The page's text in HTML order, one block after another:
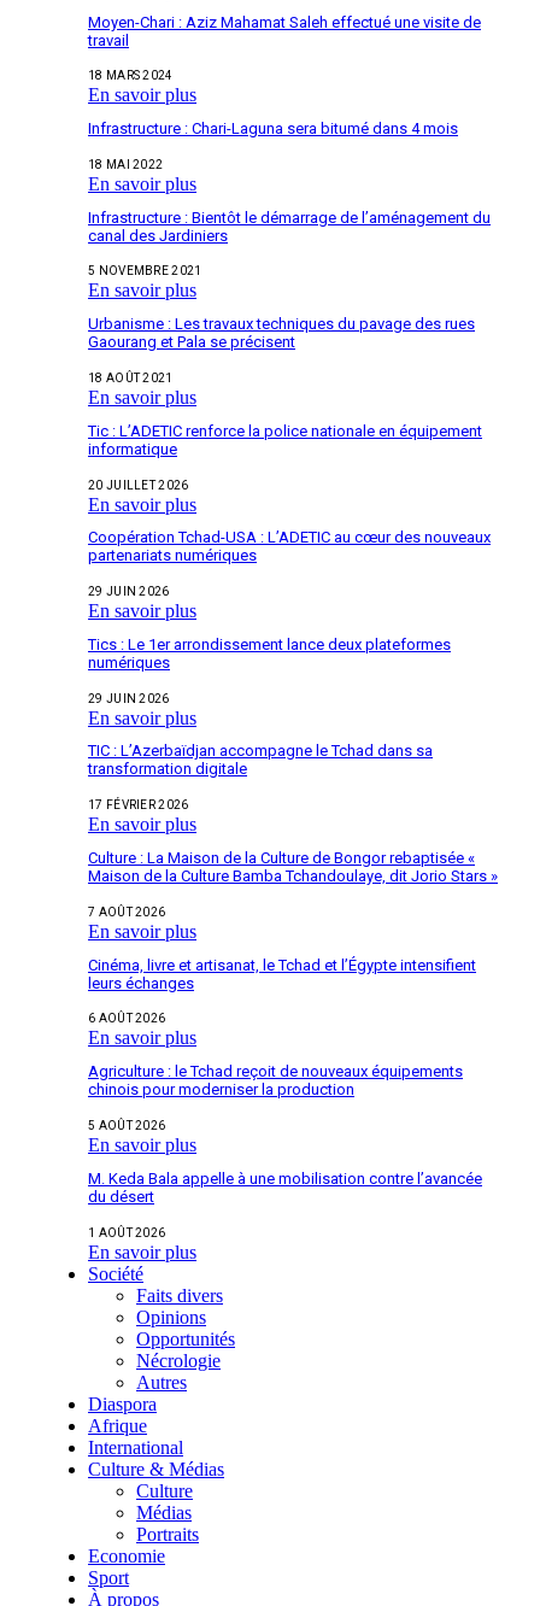
Moyen-Chari : Aziz Mahamat Saleh effectué une visite de
travail
18 MARS 2024
En savoir plus
Infrastructure : Chari-Laguna sera bitumé dans 4 mois
18 MAI 2022
En savoir plus
Infrastructure : Bientôt le démarrage de l’aménagement du
canal des Jardiniers
5 NOVEMBRE 2021
En savoir plus
Urbanisme : Les travaux techniques du pavage des rues
Gaourang et Pala se précisent
18 AOÛT 2021
En savoir plus
Tic : L’ADETIC renforce la police nationale en équipement
informatique
20 JUILLET 2026
En savoir plus
Coopération Tchad-USA : L’ADETIC au cœur des nouveaux
partenariats numériques
29 JUIN 2026
En savoir plus
Tics : Le 1er arrondissement lance deux plateformes
numériques
29 JUIN 2026
En savoir plus
TIC : L’Azerbaïdjan accompagne le Tchad dans sa
transformation digitale
17 FÉVRIER 2026
En savoir plus
Culture : La Maison de la Culture de Bongor rebaptisée «
Maison de la Culture Bamba Tchandoulaye, dit Jorio Stars »
7 AOÛT 2026
En savoir plus
Cinéma, livre et artisanat, le Tchad et l’Égypte intensifient
leurs échanges
6 AOÛT 2026
En savoir plus
Agriculture : le Tchad reçoit de nouveaux équipements
chinois pour moderniser la production
5 AOÛT 2026
En savoir plus
M. Keda Bala appelle à une mobilisation contre l’avancée
du désert
1 AOÛT 2026
En savoir plus
Société
Faits divers
Opinions
Opportunités
Nécrologie
Autres
Diaspora
Afrique
International
Culture & Médias
Culture
Médias
Portraits
Economie
Sport
À propos